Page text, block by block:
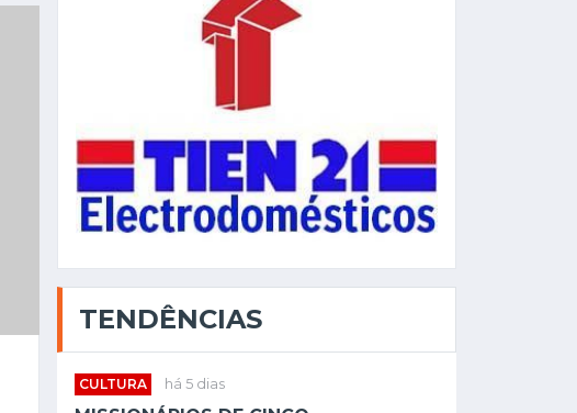
TENDÊNCIAS
CULTURA há 5 dias